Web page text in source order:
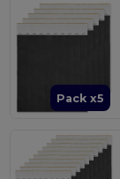
Pack x5